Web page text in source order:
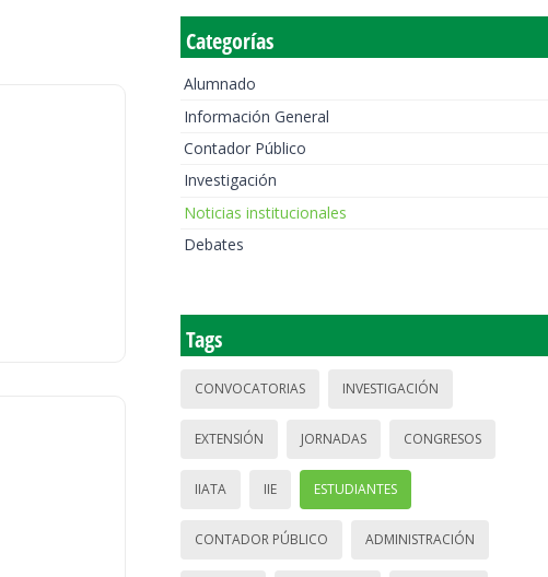
Categorías
Alumnado
Información General
Contador Público
Investigación
Noticias institucionales
Debates
Tags
CONVOCATORIAS INVESTIGACIÓN
EXTENSIÓN JORNADAS CONGRESOS
IIATA IIE ESTUDIANTES
CONTADOR PÚBLICO ADMINISTRACIÓN